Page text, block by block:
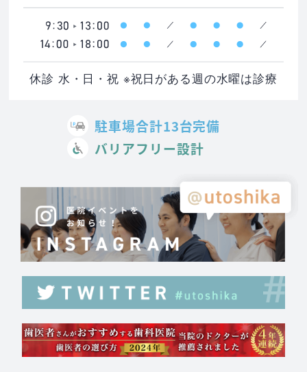
休診 水・日・祝 ※祝日がある週の水曜は診療
駐車場合計13台完備
バリアフリー設計